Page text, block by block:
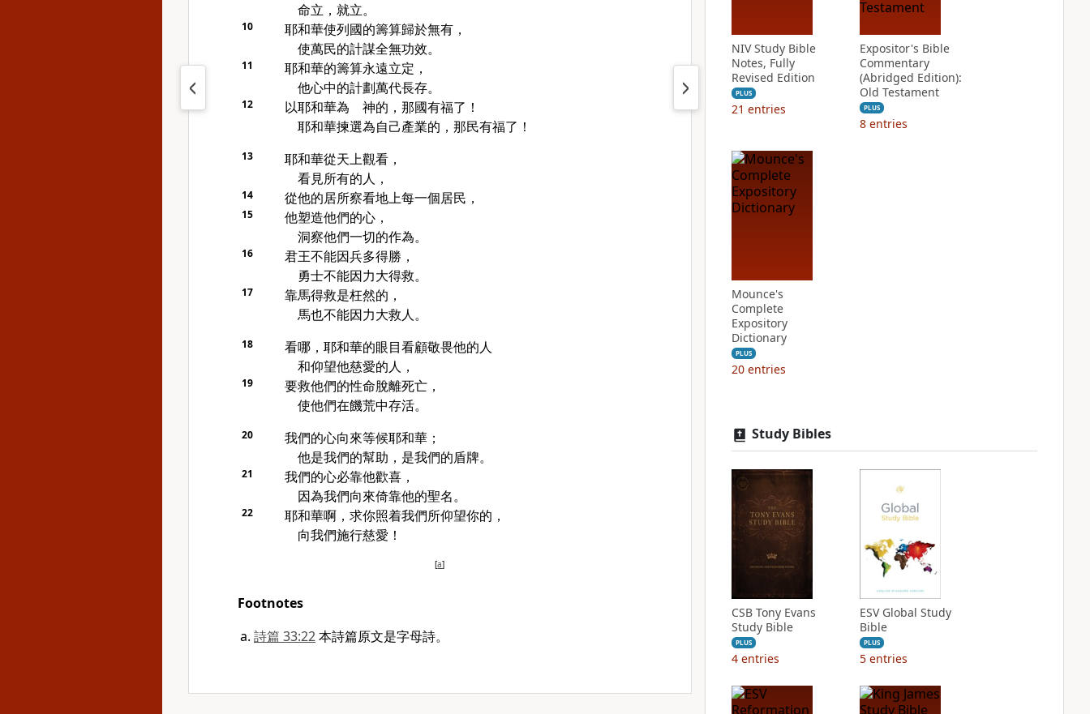
命立，就立。
10
耶和華使列國的籌算歸於無有，
使萬民的計謀全無功效。
11
耶和華的籌算永遠立定，
他心中的計劃萬代長存。
12
以耶和華為 神的，那國有福了！
耶和華揀選為自己產業的，那民有福了！
13
耶和華從天上觀看，
看見所有的人，
14 從他的居所察看地上每一個居民，
15
他塑造他們的心，
洞察他們一切的作為。
16
君王不能因兵多得勝，
勇士不能因力大得救。
17
靠馬得救是枉然的，
馬也不能因力大救人。
18
看哪，耶和華的眼目看顧敬畏他的人
和仰望他慈愛的人，
19
要救他們的性命脫離死亡，
使他們在饑荒中存活。
20
我們的心向來等候耶和華；
他是我們的幫助，是我們的盾牌。
21
我們的心必靠他歡喜，
因為我們向來倚靠他的聖名。
22
耶和華啊，求你照着我們所仰望你的，
向我們施行慈愛！
[a]
Footnotes
詩篇 33:22本詩篇原文是字母詩。
NIV Study Bible
Notes, Fully
Revised Edition
PLUS
21 entries
Expositor's Bible
Commentary
(Abridged Edition):
Old Testament
PLUS
8 entries
Mounce's
Complete
Expository
Dictionary
PLUS
20 entries
Study Bibles
CSB Tony Evans
Study Bible
PLUS
4 entries
ESV Global Study
Bible
PLUS
5 entries